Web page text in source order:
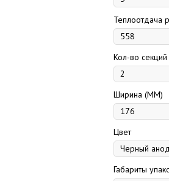
Теплоотдача
Кол-во секций
Ширина (ММ)
Цвет
Габариты